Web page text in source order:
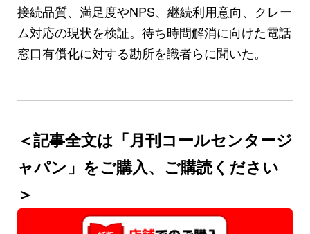
接続品質、満足度やNPS、継続利用意向、クレー
ム対応の現状を検証。待ち時間解消に向けた電話
窓口有償化に対する勘所を識者らに聞いた。
＜記事全文は「月刊コールセンタージ
ャパン」をご購入、ご購読ください
＞